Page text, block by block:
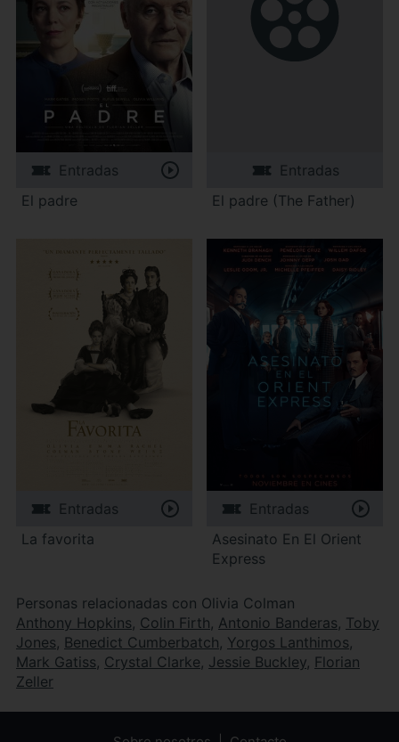
Entradas
El padre
Entradas
El padre (The Father)
Entradas
La favorita
Entradas
Asesinato En El Orient
Express
Personas relacionadas con Olivia Colman
Anthony Hopkins, Colin Firth, Antonio Banderas, Toby
Jones, Benedict Cumberbatch, Yorgos Lanthimos,
Mark Gatiss, Crystal Clarke, Jessie Buckley, Florian
Zeller